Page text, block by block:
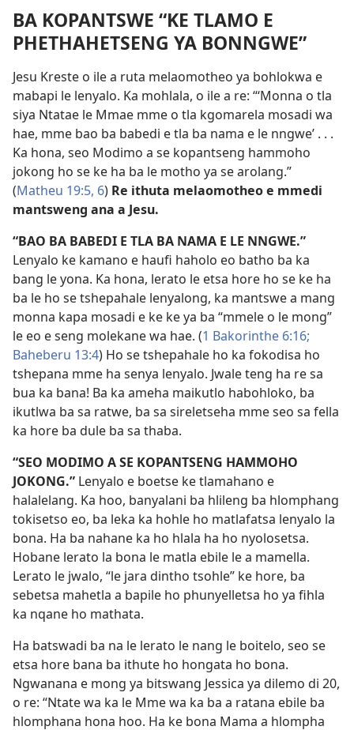
BA KOPANTSWE “KE TLAMO E
PHETHAHETSENG YA BONNGWE”
Jesu Kreste o ile a ruta melaomotheo ya bohlokwa e
mabapi le lenyalo. Ka mohlala, o ile a re: “‘Monna o tla
siya Ntatae le Mmae mme o tla kgomarela mosadi wa
hae, mme bao ba babedi e tla ba nama e le nngwe’ . . .
Ka hona, seo Modimo a se kopantseng hammoho
jokong ho se ke ha ba le motho ya se arolang.”
(Matheu 19:5, 6) Re ithuta melaomotheo e mmedi
mantsweng ana a Jesu.
“BAO BA BABEDI E TLA BA NAMA E LE NNGWE.”
Lenyalo ke kamano e haufi haholo eo batho ba ka
bang le yona. Ka hona, lerato le etsa hore ho se ke ha
ba le ho se tshepahale lenyalong, ka mantswe a mang
monna kapa mosadi e ke ke ya ba “mmele o le mong”
le eo e seng molekane wa hae. (1 Bakorinthe 6:16;
Baheberu 13:4) Ho se tshepahale ho ka fokodisa ho
tshepana mme ha senya lenyalo. Jwale teng ha re sa
bua ka bana! Ba ka ameha maikutlo habohloko, ba
ikutlwa ba sa ratwe, ba sa sireletseha mme seo sa fella
ka hore ba dule ba sa thaba.
“SEO MODIMO A SE KOPANTSENG HAMMOHO
JOKONG.” Lenyalo e boetse ke tlamahano e
halalelang. Ka hoo, banyalani ba hlileng ba hlomphang
tokisetso eo, ba leka ka hohle ho matlafatsa lenyalo la
bona. Ha ba nahane ka ho hlala ha ho nyolosetsa.
Hobane lerato la bona le matla ebile le a mamella.
Lerato le jwalo, “le jara dintho tsohle” ke hore, ba
sebetsa mahetla a bapile ho phunyelletsa ho ya fihla
ka nqane ho mathata.
Ha batswadi ba na le lerato le nang le boitelo, seo se
etsa hore bana ba ithute ho hongata ho bona.
Ngwanana e mong ya bitswang Jessica ya dilemo di 20,
o re: “Ntate wa ka le Mme wa ka ba a ratana ebile ba
hlomphana hona hoo. Ha ke bona Mama a hlompha